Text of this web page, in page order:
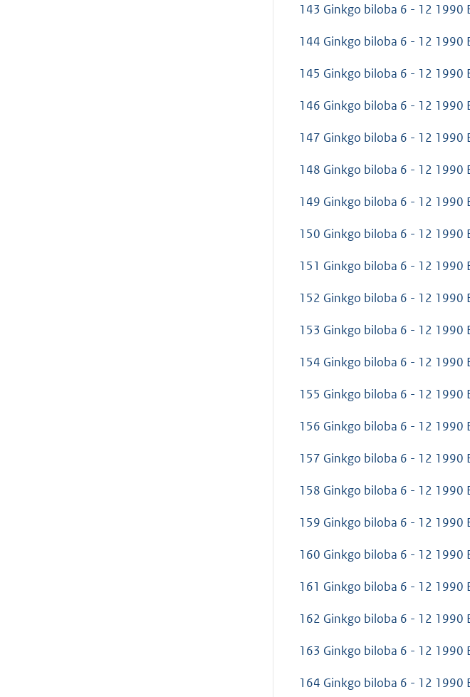
143 Ginkgo biloba 6 - 12 1990
144 Ginkgo biloba 6 - 12 1990
145 Ginkgo biloba 6 - 12 1990
146 Ginkgo biloba 6 - 12 1990
147 Ginkgo biloba 6 - 12 1990
148 Ginkgo biloba 6 - 12 1990
149 Ginkgo biloba 6 - 12 1990
150 Ginkgo biloba 6 - 12 1990
151 Ginkgo biloba 6 - 12 1990
152 Ginkgo biloba 6 - 12 1990
153 Ginkgo biloba 6 - 12 1990
154 Ginkgo biloba 6 - 12 1990
155 Ginkgo biloba 6 - 12 1990
156 Ginkgo biloba 6 - 12 1990
157 Ginkgo biloba 6 - 12 1990
158 Ginkgo biloba 6 - 12 1990
159 Ginkgo biloba 6 - 12 1990
160 Ginkgo biloba 6 - 12 1990
161 Ginkgo biloba 6 - 12 1990
162 Ginkgo biloba 6 - 12 1990
163 Ginkgo biloba 6 - 12 1990
164 Ginkgo biloba 6 - 12 1990